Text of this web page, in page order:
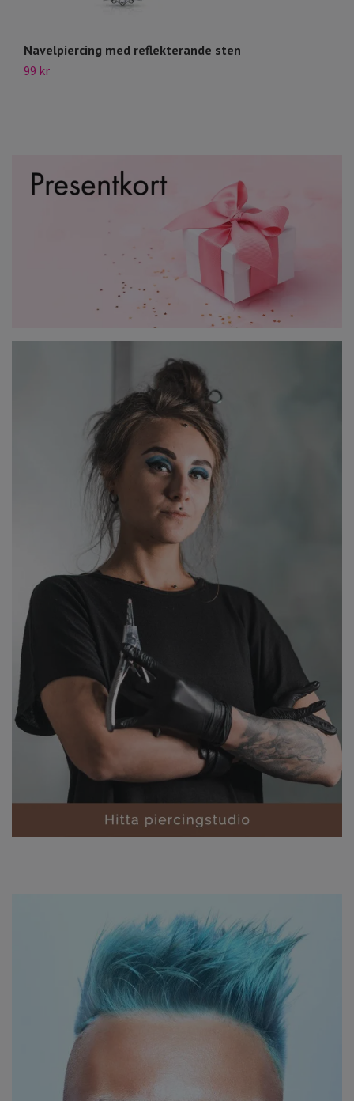
Navelpiercing med reflekterande sten
99 kr